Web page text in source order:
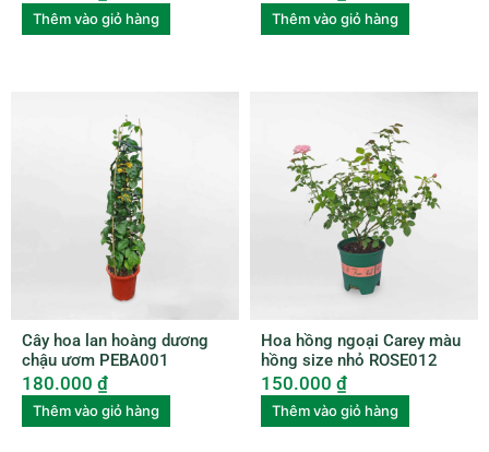
Thêm vào giỏ hàng Thêm vào giỏ hàng
Cây hoa lan hoàng dương
chậu ươm PEBA001
180.000 ₫
Thêm vào giỏ hàng
Hoa hồng ngoại Carey màu
hồng size nhỏ ROSE012
150.000 ₫
Thêm vào giỏ hàng